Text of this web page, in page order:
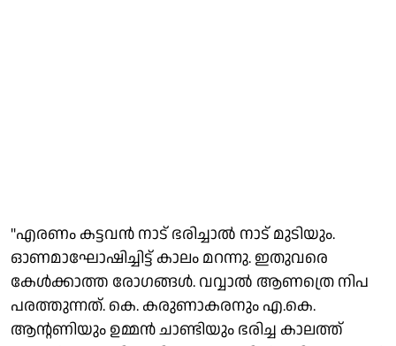
"എരണം കട്ടവൻ നാട് ഭരിച്ചാൽ നാട് മുടിയും.
ഓണമാഘോഷിച്ചിട്ട് കാലം മറന്നു. ഇതുവരെ
കേൾക്കാത്ത രോഗങ്ങൾ. വവ്വാൽ ആണത്രെ നിപ
പരത്തുന്നത്. കെ. കരുണാകരനും എ.കെ.
ആന്റണിയും ഉമ്മൻ ചാണ്ടിയും ഭരിച്ച കാലത്ത്